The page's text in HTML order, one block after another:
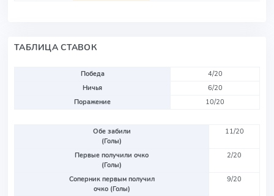
ТАБЛИЦА СТАВОК
Победа
4/20
Ничья
6/20
Поражение
10/20
Обе забили
(Голы)
11/20
Первые получили очко
(Голы)
2/20
Соперник первым получил
очко (Голы)
9/20